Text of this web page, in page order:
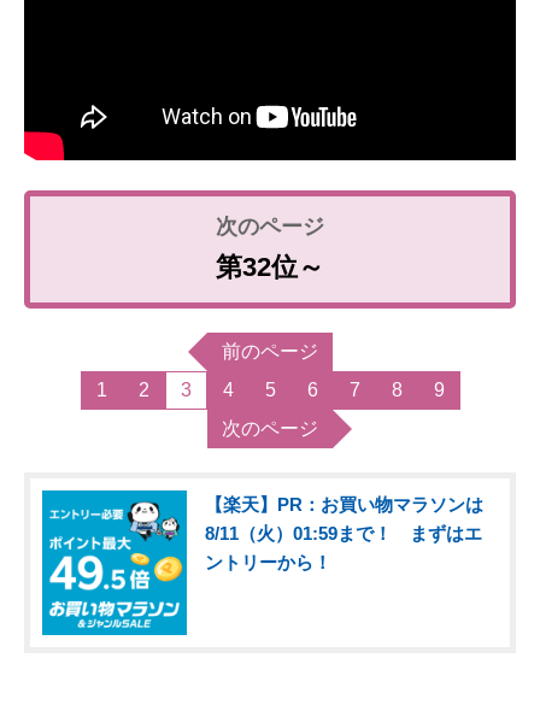
第32位～
前のページ
1
2 3 4 5 6 7 8
9
次のページ
【楽天】PR：お買い物マラソンは
8/11（火）01:59まで！ まずはエ
ントリーから！